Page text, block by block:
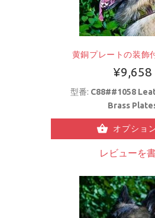
黄銅プレートの装
¥9,658
型番: C88##1058
Brass
オプショ
レビューを